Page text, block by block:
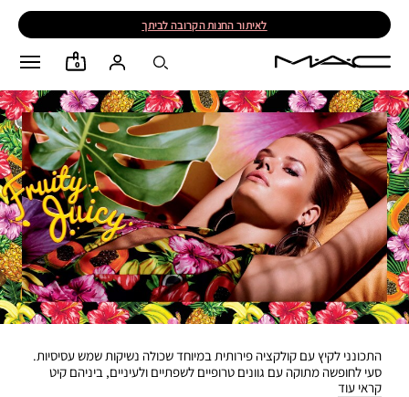
לאיתור החנות הקרובה לביתך
0
התכונני לקיץ עם קולקציה פירותית במיוחד שכולה נשיקות שמש עסיסיות.
סעי לחופשה מתוקה עם גוונים טרופיים לשפתיים ולעיניים, ביניהם קיט
קראי עוד